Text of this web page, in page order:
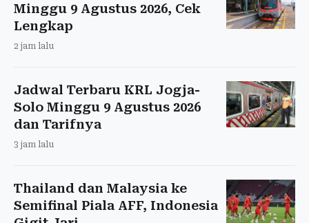
Minggu 9 Agustus 2026, Cek
Lengkap
2 jam lalu
Jadwal Terbaru KRL Jogja-
Solo Minggu 9 Agustus 2026
dan Tarifnya
3 jam lalu
Thailand dan Malaysia ke
Semifinal Piala AFF, Indonesia